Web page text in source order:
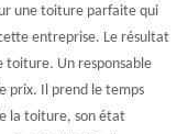
une toiture parfaite qui
entreprise. Le résultat
toiture. Un responsable
prix. Il prend le temps
la toiture, son état